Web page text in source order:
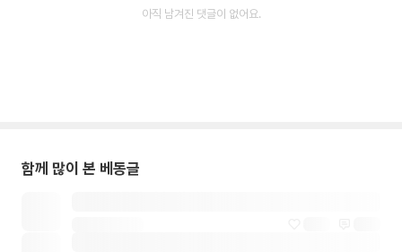
아직 남겨진 댓글이 없어요.
함께 많이 본 베동글